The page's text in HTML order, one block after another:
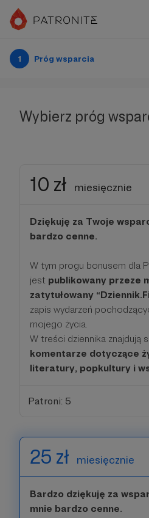
1 Próg wsparcia
Wybierz próg
10 zł miesięcznie
Dziękuję za Twoje
bardzo cenne.
W tym progu bonusem dla
jest publikowany przeze
zatytułowany
zapis wydarzeń
mojego życia.
W treści dziennika znajdują
komentarze dotyczące
literatury, popkultury i
Patroni: 5
25 zł miesięcznie
Bardzo dziękuję za
mnie bardzo cenne.